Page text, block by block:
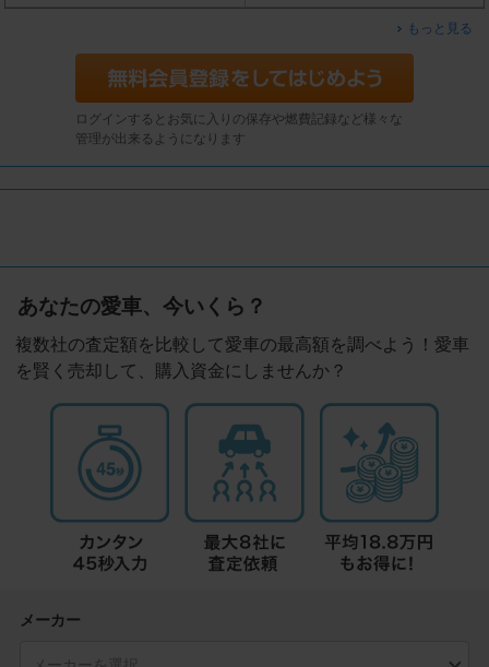
もっと見る
ログインするとお気に入りの保存や燃費記録など様々な
管理が出来るようになります
あなたの愛車、今いくら？
複数社の査定額を比較して愛車の最高額を調べよう！愛車
を賢く売却して、購入資金にしませんか？
メーカー